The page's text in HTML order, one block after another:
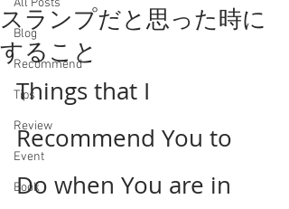
All Posts
Blog
Recommend
Tips
Review
Event
Book
スランプだと思った時に
すること
Things that I
Recommend You to
Do when You are in